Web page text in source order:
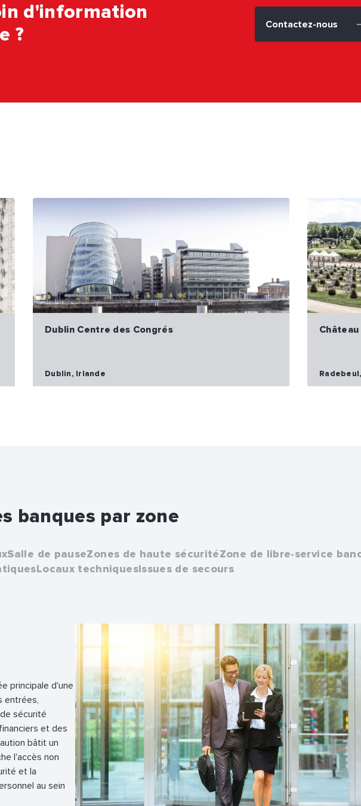
d'information
?
Contactez-nous
Dublin Centre des Congrés
Dublin, Irlande
banques par zone
Salle de pauseZones de haute sécuritéZone de libre-service
Locaux techniquesIssues de secours
principale d'une
entrées,
sécurité
et des
bâtit un
l'accès non
et la
au sein